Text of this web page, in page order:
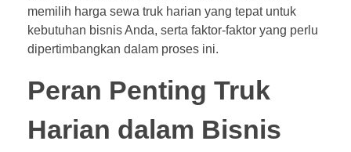
memilih harga sewa truk harian yang tepat untuk
kebutuhan bisnis Anda, serta faktor-faktor yang perlu
dipertimbangkan dalam proses ini.
Peran Penting Truk
Harian dalam Bisnis